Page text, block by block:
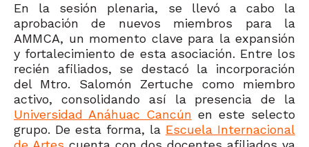
En la sesión plenaria, se llevó a cabo la
aprobación de nuevos miembros para la
AMMCA, un momento clave para la expansión
y fortalecimiento de esta asociación. Entre los
recién afiliados, se destacó la incorporación
del Mtro. Salomón Zertuche como miembro
activo, consolidando así la presencia de la
Universidad Anáhuac Cancún en este selecto
grupo. De esta forma, la Escuela Internacional